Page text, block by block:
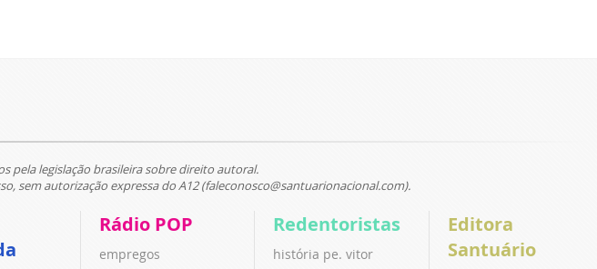
pela legislação brasileira sobre direito autoral.
sem autorização expressa do A12 (faleconosco@santuarionacional.com).
Rádio POP
empregos
Redentoristas
história pe. vitor
Editora
Santuário